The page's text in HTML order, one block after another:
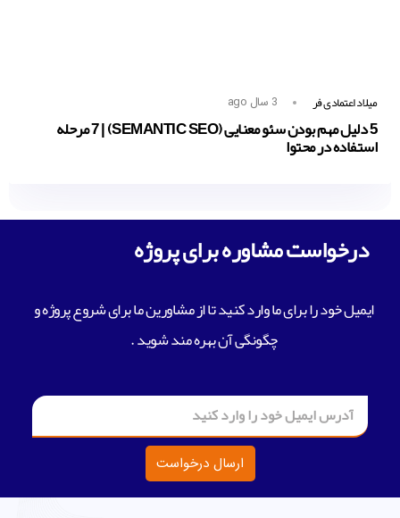
میلاد اعتمادی فر 3 سال ago
5 دلیل مهم بودن سئو معنایی (SEMANTIC SEO) | 7 مرحله
استفاده در محتوا
درخواست مشاوره برای پروژه
ایمیل خود را برای ما وارد کنید تا از مشاورین ما برای شروع پروژه و
چگونگی آن بهره مند شوید .
ارسال درخواست